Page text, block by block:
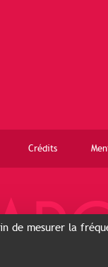
Crédits
de mesurer la